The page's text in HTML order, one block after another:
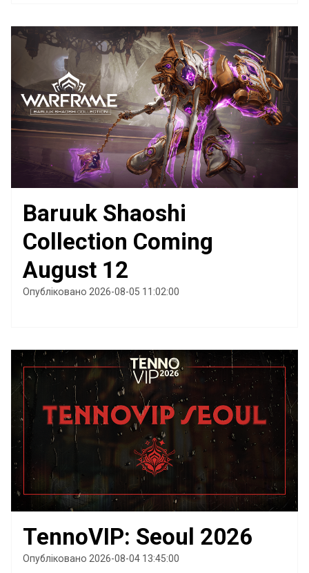
Baruuk Shaoshi
Collection Coming
August 12
Опубліковано 2026-08-05 11:02:00
TennoVIP: Seoul 2026
Опубліковано 2026-08-04 13:45:00